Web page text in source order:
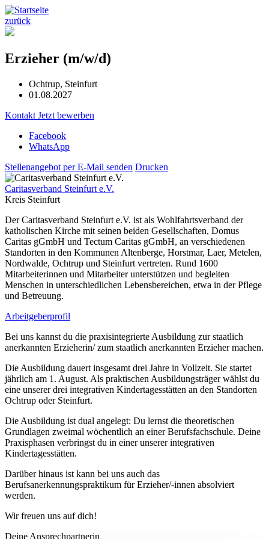
zurück
Erzieher (m/w/d)
Ochtrup, Steinfurt
01.08.2027
Kontakt Jetzt bewerben
Facebook
WhatsApp
Stellenangebot per E-Mail senden Drucken
Caritasverband Steinfurt e.V.
Kreis Steinfurt
Der Caritasverband Steinfurt e.V. ist als Wohlfahrtsverband der
katholischen Kirche mit seinen beiden Gesellschaften, Domus
Caritas gGmbH und Tectum Caritas gGmbH, an verschiedenen
Standorten in den Kommunen Altenberge, Horstmar, Laer, Metelen,
Nordwalde, Ochtrup und Steinfurt vertreten. Rund 1600
Mitarbeiterinnen und Mitarbeiter unterstützen und begleiten
Menschen in unterschiedlichen Lebensbereichen, etwa in der Pflege
und Betreuung.
Arbeitgeberprofil
Bei uns kannst du die praxisintegrierte Ausbildung zur staatlich
anerkannten Erzieherin/ zum staatlich anerkannten Erzieher machen.
Die Ausbildung dauert insgesamt drei Jahre in Vollzeit. Sie startet
jährlich am 1. August. Als praktischen Ausbildungsträger wählst du
eine unserer drei integrativen Kindertagesstätten an den Standorten
Ochtrup oder Steinfurt.
Die Ausbildung ist dual angelegt: Du lernst die theoretischen
Grundlagen zweimal wöchentlich an einer Berufsfachschule. Deine
Praxisphasen verbringst du in einer unserer integrativen
Kindertagesstätten.
Darüber hinaus ist kann bei uns auch das
Berufsanerkennungspraktikum für Erzieher/-innen absolviert
werden.
Wir freuen uns auf dich!
Deine Ansprechpartnerin